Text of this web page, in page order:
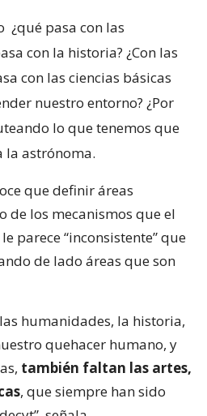
¿qué pasa con las
con la historia? ¿Con las
con las ciencias básicas
nuestro entorno? ¿Por
lo que tenemos que
la astrónoma.
que definir áreas
de los mecanismos que el
parece “inconsistente” que
de lado áreas que son
humanidades, la historia,
quehacer humano, y
también faltan las artes,
, que siempre han sido